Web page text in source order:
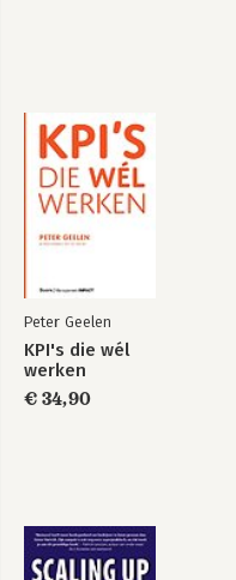
Peter Geelen
KPI's die wél
werken
€ 34,90